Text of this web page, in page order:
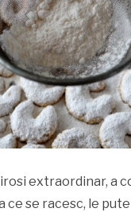
extraordinar, a
ce se racesc, le